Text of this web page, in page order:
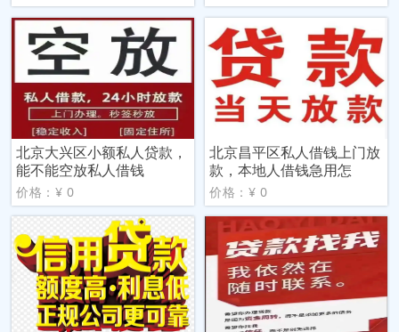
北京大兴区小额私人贷款，
能不能空放私人借钱
价格：¥ 0
北京昌平区私人借钱上门放
款，本地人借钱急用怎
价格：¥ 0